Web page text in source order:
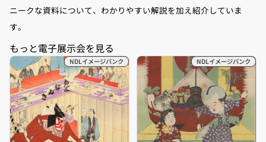
ニークな資料について、わかりやすい解説を加え紹介していま
す。